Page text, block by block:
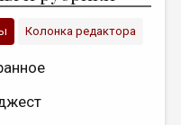
Колонка редактора